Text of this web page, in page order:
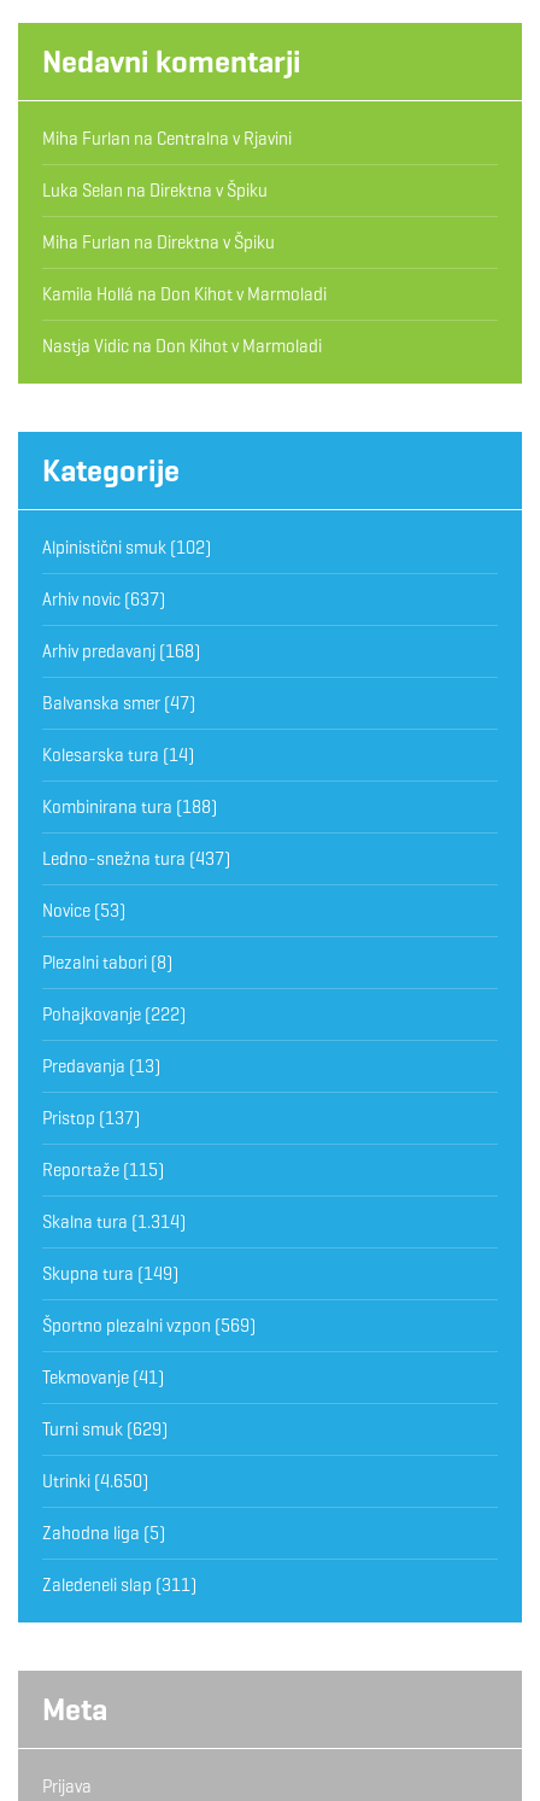
Nedavni komentarji
Miha Furlan na Centralna v Rjavini
Luka Selan na Direktna v Špiku
Miha Furlan na Direktna v Špiku
Kamila Hollá na Don Kihot v Marmoladi
Nastja Vidic na Don Kihot v Marmoladi
Kategorije
Alpinistični smuk (102)
Arhiv novic (637)
Arhiv predavanj (168)
Balvanska smer (47)
Kolesarska tura (14)
Kombinirana tura (188)
Ledno-snežna tura (437)
Novice (53)
Plezalni tabori (8)
Pohajkovanje (222)
Predavanja (13)
Pristop (137)
Reportaže (115)
Skalna tura (1.314)
Skupna tura (149)
Športno plezalni vzpon (569)
Tekmovanje (41)
Turni smuk (629)
Utrinki (4.650)
Zahodna liga (5)
Zaledeneli slap (311)
Meta
Prijava